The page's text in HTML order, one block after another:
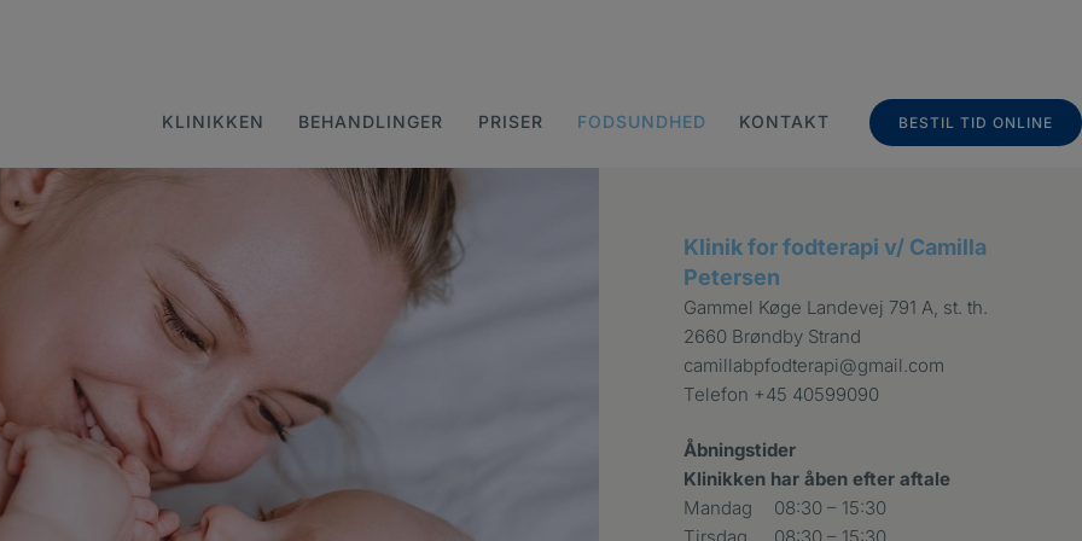
KLINIKKEN BEHANDLINGER PRISER FODSUNDHED KONTAKT BESTIL TID ONLINE
Klinik for fodterapi v/ Camilla
Petersen
Gammel Køge Landevej 791 A, st. th.
2660 Brøndby Strand
camillabpfodterapi@gmail.com
Telefon +45 40599090
Åbningstider
Klinikken har åben efter aftale
Mandag
08:30 – 15:30